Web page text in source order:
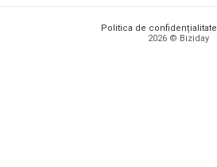
Politica de confidențialitate
2026 © Biziday